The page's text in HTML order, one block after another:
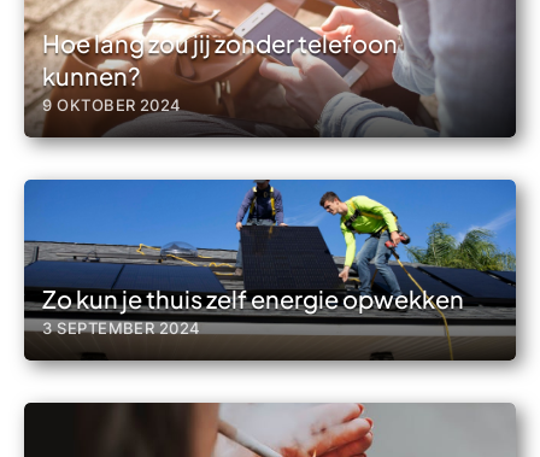
Hoe lang zou jij zonder telefoon
kunnen?
9 OKTOBER 2024
Zo kun je thuis zelf energie opwekken
3 SEPTEMBER 2024